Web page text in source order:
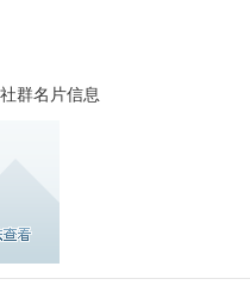
社群名片信息